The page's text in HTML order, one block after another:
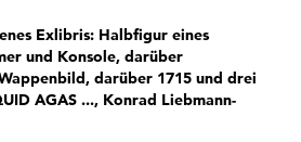
Exlibris: Halbfigur eines
und Konsole, darüber
darüber 1715 und drei
AGAS ..., Konrad Liebmann-
zu können. Ich kann diese
widerrufen und die
den Systemen des
Osnabrück löschen lassen. Es
bei einer